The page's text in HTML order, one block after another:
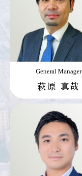
General Manager
萩原 真哉